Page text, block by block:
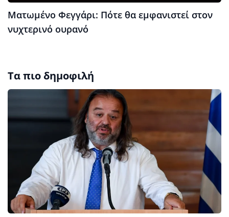
Ματωμένο Φεγγάρι: Πότε θα εμφανιστεί στον
νυχτερινό ουρανό
Τα πιο δημοφιλή